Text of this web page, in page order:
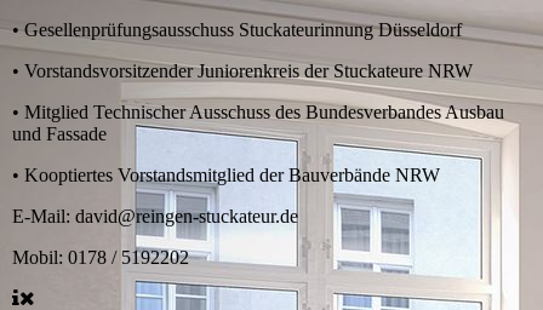
• Gesellenprüfungsausschuss Stuckateurinnung Düsseldorf
• Vorstandsvorsitzender Juniorenkreis der Stuckateure NRW
• Mitglied Technischer Ausschuss des Bundesverbandes Ausbau
und Fassade
• Kooptiertes Vorstandsmitglied der Bauverbände NRW
E-Mail: david@reingen-stuckateur.de
Mobil: 0178 / 5192202